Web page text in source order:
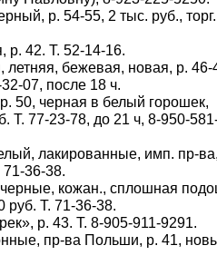
р. 54-55, 2 тыс. руб.,
р. 42. Т. 52-14-16.
летняя, бежевая, новая, р. 46-
07, после 18 ч.
50, черная в белый горошек,
Т. 77-23-78, до 21 ч, 8-950-
лакированные, имп. пр-
71-36-38.
черные, кожан., сплошная
руб. Т. 71-36-38.
р. 43. Т. 8-905-911-9291.
пр-ва Польши, р. 41,